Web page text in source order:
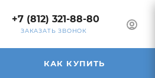
+7 (812) 321-88-80
ЗАКАЗАТЬ ЗВОНОК
КАК КУПИТЬ